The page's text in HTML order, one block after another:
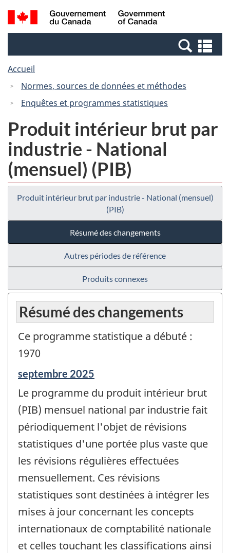
Passer
au
Passer
à
Canada
Recherche
et
et
Accueil
Normes, sources de données et méthodes
Enquêtes et programmes statistiques
Produit intérieur brut par
industrie - National
(mensuel) (PIB)
Produit intérieur brut par industrie - National (mensuel)
(PIB)
Résumé des changements
Autres périodes de référence
Produits connexes
Résumé des changements
Ce programme statistique a débuté :
1970
Période
référence
de
changement
-
septembre 2025
Le programme du produit intérieur brut
(PIB) mensuel national par industrie fait
périodiquement l'objet de révisions
statistiques d'une portée plus vaste que
les révisions régulières effectuées
mensuellement. Ces révisions
statistiques sont destinées à intégrer les
mises à jour concernant les concepts
internationaux de comptabilité nationale
et celles touchant les classifications ainsi